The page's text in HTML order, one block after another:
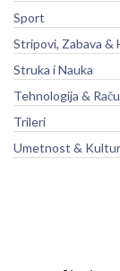
Sport
Stripovi, Zabava &
Struka i Nauka
Tehnologija &
Trileri
Umetnost &